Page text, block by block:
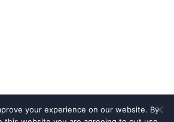
your experience on our website. By